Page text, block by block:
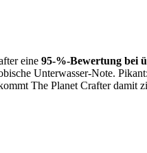
eine 95-%-Bewertung bei
Unterwasser-Note.
The Planet Crafter damit